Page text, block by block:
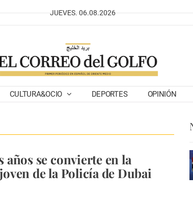
JUEVES. 06.08.2026
CULTURA&OCIO DEPORTES OPINIÓN
años se convierte en la
de la Policía de Dubai